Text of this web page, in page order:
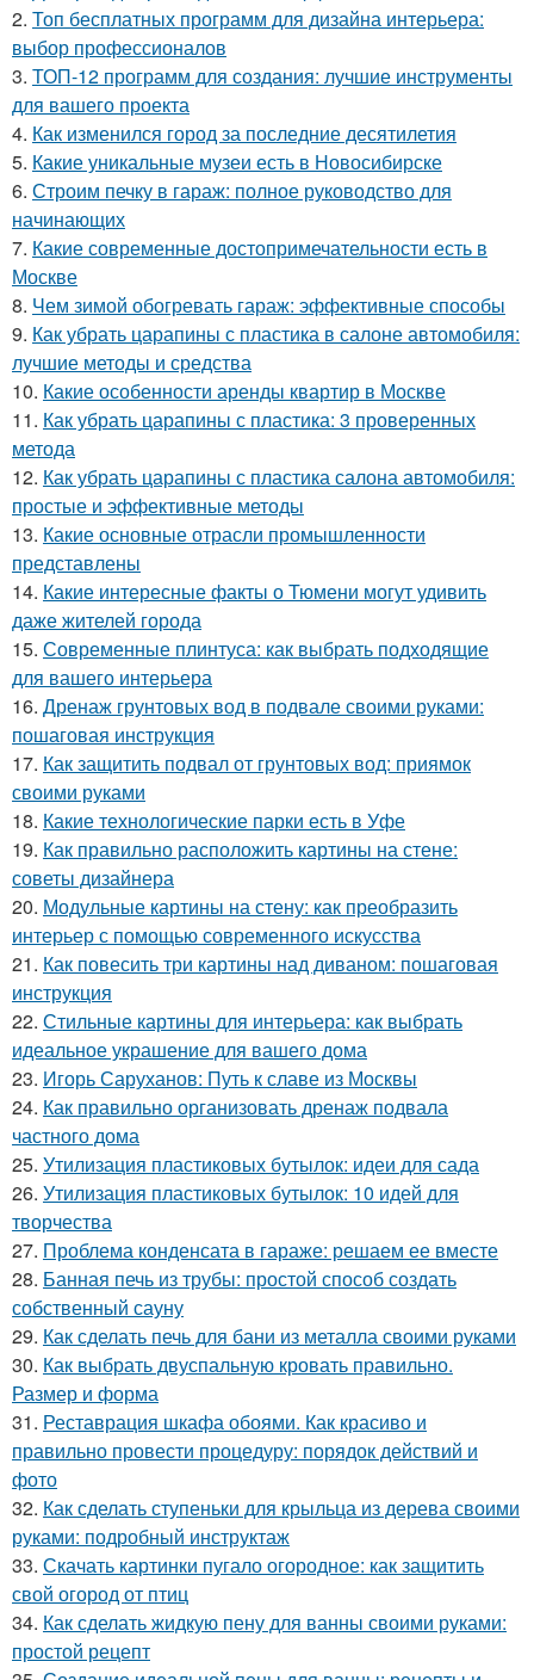
2. Топ бесплатных программ для дизайна интерьера:
выбор профессионалов
3. ТОП-12 программ для создания: лучшие инструменты
для вашего проекта
4. Как изменился город за последние десятилетия
5. Какие уникальные музеи есть в Новосибирске
6. Строим печку в гараж: полное руководство для
начинающих
7. Какие современные достопримечательности есть в
Москве
8. Чем зимой обогревать гараж: эффективные способы
9. Как убрать царапины с пластика в салоне автомобиля:
лучшие методы и средства
10. Какие особенности аренды квартир в Москве
11. Как убрать царапины с пластика: 3 проверенных
метода
12. Как убрать царапины с пластика салона автомобиля:
простые и эффективные методы
13. Какие основные отрасли промышленности
представлены
14. Какие интересные факты о Тюмени могут удивить
даже жителей города
15. Современные плинтуса: как выбрать подходящие
для вашего интерьера
16. Дренаж грунтовых вод в подвале своими руками:
пошаговая инструкция
17. Как защитить подвал от грунтовых вод: приямок
своими руками
18. Какие технологические парки есть в Уфе
19. Как правильно расположить картины на стене:
советы дизайнера
20. Модульные картины на стену: как преобразить
интерьер с помощью современного искусства
21. Как повесить три картины над диваном: пошаговая
инструкция
22. Стильные картины для интерьера: как выбрать
идеальное украшение для вашего дома
23. Игорь Саруханов: Путь к славе из Москвы
24. Как правильно организовать дренаж подвала
частного дома
25. Утилизация пластиковых бутылок: идеи для сада
26. Утилизация пластиковых бутылок: 10 идей для
творчества
27. Проблема конденсата в гараже: решаем ее вместе
28. Банная печь из трубы: простой способ создать
собственный сауну
29. Как сделать печь для бани из металла своими руками
30. Как выбрать двуспальную кровать правильно.
Размер и форма
31. Реставрация шкафа обоями. Как красиво и
правильно провести процедуру: порядок действий и
фото
32. Как сделать ступеньки для крыльца из дерева своими
руками: подробный инструктаж
33. Скачать картинки пугало огородное: как защитить
свой огород от птиц
34. Как сделать жидкую пену для ванны своими руками:
простой рецепт